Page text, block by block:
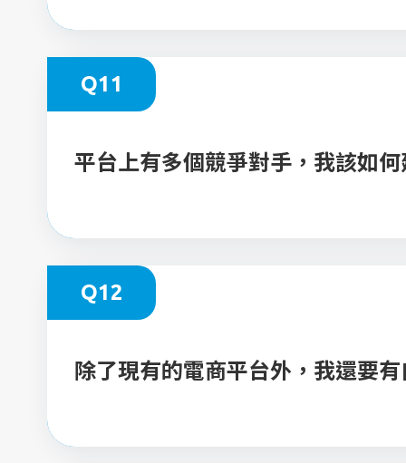
Q11
平台上有多個競爭對手，我該如
Q12
除了現有的電商平台外，我還要